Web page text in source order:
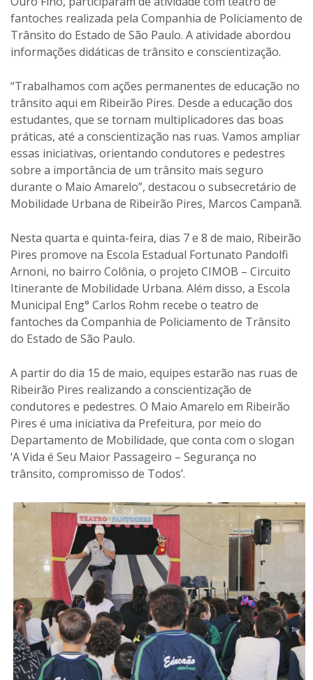
fantoches realizada pela Companhia de Policiamento de
Trânsito do Estado de São Paulo. A atividade abordou
informações didáticas de trânsito e conscientização.
“Trabalhamos com ações permanentes de educação no
trânsito aqui em Ribeirão Pires. Desde a educação dos
estudantes, que se tornam multiplicadores das boas
práticas, até a conscientização nas ruas. Vamos ampliar
essas iniciativas, orientando condutores e pedestres
sobre a importância de um trânsito mais seguro
durante o Maio Amarelo”, destacou o subsecretário de
Mobilidade Urbana de Ribeirão Pires, Marcos Campanã.
Nesta quarta e quinta-feira, dias 7 e 8 de maio, Ribeirão
Pires promove na Escola Estadual Fortunato Pandolfi
Arnoni, no bairro Colônia, o projeto CIMOB – Circuito
Itinerante de Mobilidade Urbana. Além disso, a Escola
Municipal Eng° Carlos Rohm recebe o teatro de
fantoches da Companhia de Policiamento de Trânsito
do Estado de São Paulo.
A partir do dia 15 de maio, equipes estarão nas ruas de
Ribeirão Pires realizando a conscientização de
condutores e pedestres. O Maio Amarelo em Ribeirão
Pires é uma iniciativa da Prefeitura, por meio do
Departamento de Mobilidade, que conta com o slogan
‘A Vida é Seu Maior Passageiro – Segurança no
trânsito, compromisso de Todos’.